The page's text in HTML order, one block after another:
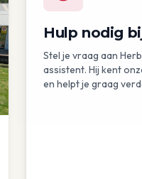
Hulp nodig
Stel je vraag aan
assistent. Hij kent
en helpt je graag